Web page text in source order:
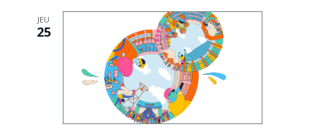
JEU
25